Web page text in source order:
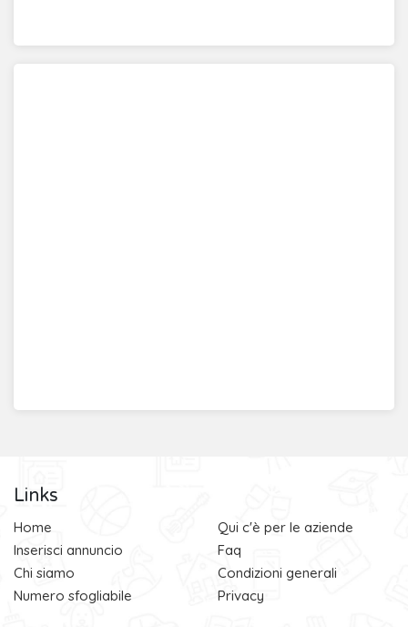
Links
Home
Inserisci annuncio
Chi siamo
Numero sfogliabile
Qui c'è per le aziende
Faq
Condizioni generali
Privacy